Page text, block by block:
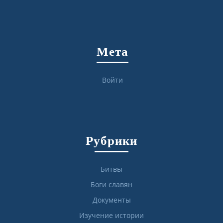
Мета
Войти
Рубрики
Битвы
Боги славян
Документы
Изучение истории